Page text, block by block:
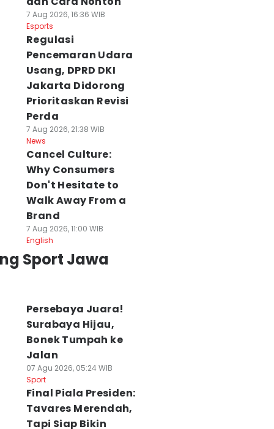
7 Aug 2026, 16:36 WIB
Esports
Regulasi
Pencemaran Udara
Usang, DPRD DKI
Jakarta Didorong
Prioritaskan Revisi
Perda
7 Aug 2026, 21:38 WIB
News
Cancel Culture:
Why Consumers
Don't Hesitate to
Walk Away From a
Brand
7 Aug 2026, 11:00 WIB
English
Sport Jawa
Persebaya Juara!
Surabaya Hijau,
Bonek Tumpah ke
Jalan
07 Agu 2026, 05:24 WIB
Sport
Final Piala Presiden:
Tavares Merendah,
Tapi Siap Bikin